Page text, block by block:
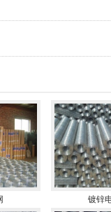
镀锌